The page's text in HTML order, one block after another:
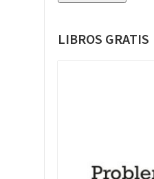
LIBROS GRATIS